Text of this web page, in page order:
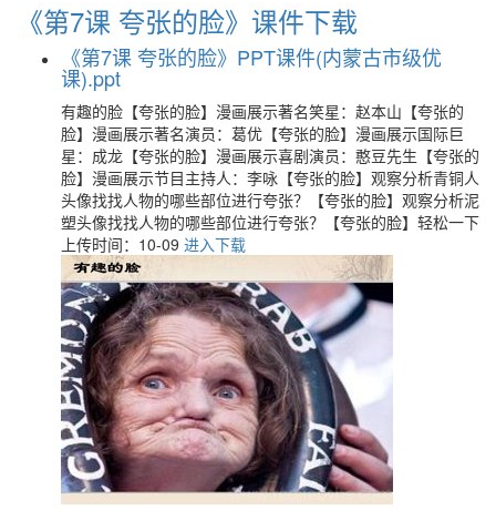
《第7课 夸张的脸》课件下载
《第7课 夸张的脸》PPT课件(内蒙古市级优
课).ppt
有趣的脸【夸张的脸】漫画展示著名笑星：赵本山【夸张的
脸】漫画展示著名演员：葛优【夸张的脸】漫画展示国际巨
星：成龙【夸张的脸】漫画展示喜剧演员：憨豆先生【夸张的
脸】漫画展示节目主持人：李咏【夸张的脸】观察分析青铜人
头像找找人物的哪些部位进行夸张？【夸张的脸】观察分析泥
塑头像找找人物的哪些部位进行夸张？【夸张的脸】轻松一下
上传时间：10-09 进入下载